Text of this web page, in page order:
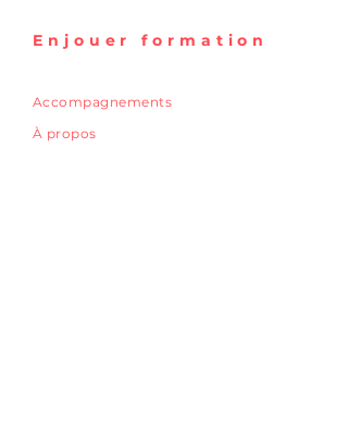
Enjouer formation
Accompagnements
À propos